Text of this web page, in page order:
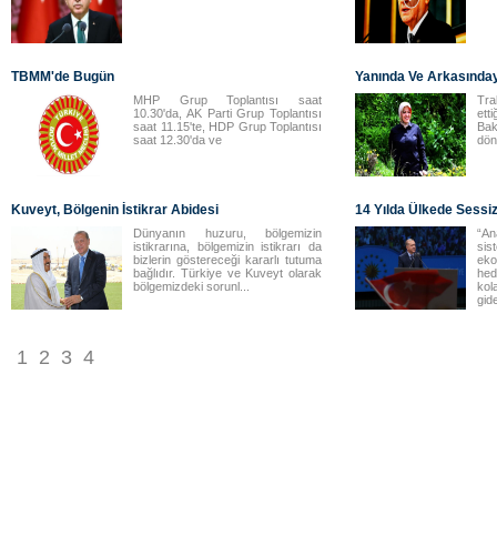
TBMM'de Bugün
MHP Grup Toplantısı saat
10.30'da, AK Parti Grup Toplantısı
saat 11.15'te, HDP Grup Toplantısı
saat 12.30'da ve
Yanında Ve
Kuveyt, Bölgenin İstikrar Abidesi
Dünyanın huzuru, bölgemizin
istikrarına, bölgemizin istikrarı da
bizlerin göstereceği kararlı tutuma
bağlıdır. Türkiye ve Kuveyt olarak
bölgemizdeki sorunl...
14 Yılda Ülkede
1 2 3 4